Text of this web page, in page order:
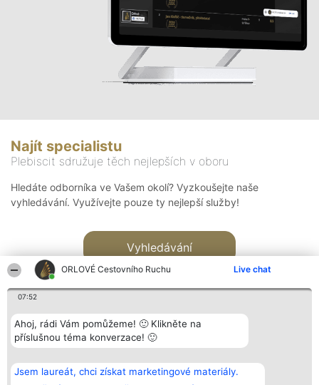
ORLOVÉ Cestovního Ruchu Live chat
07:52
Ahoj, rádi Vám pomůžeme! 🙂 Klikněte na
příslušnou téma konverzace! 🙂
Jsem laureát, chci získat marketingové materiály.
Najít specialistu
Plebiscit sdružuje těch nejlepších v oboru
Hledáte odborníka ve Vašem okolí? Vyzkoušejte naše
vyhledávání. Využívejte pouze ty nejlepší služby!
Vyhledávání
Bright Side Solutions sp. z o.
o. sp. k.
Vítězové
Seznam všech
Kontakt